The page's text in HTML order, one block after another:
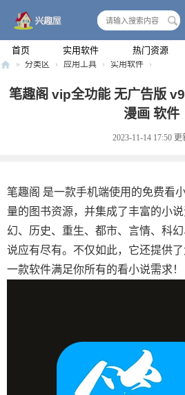
首页 实用软件 热门资源
» 分类区 › 应用工具 › 实用软件 ›
笔趣阁 vip全功能 无广告版
漫画 软件
2023-11-14 17:50 更
笔趣阁 是一款手机端使用的免费看
量的图书资源，并集成了丰富的小
幻、历史、重生、都市、言情、科
说应有尽有。不仅如此，它还提供了
一款软件满足你所有的看小说需求！